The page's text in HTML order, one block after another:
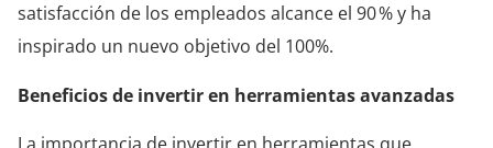
satisfacción de los empleados alcance el 90 % y ha
inspirado un nuevo objetivo del 100%.
Beneficios de invertir en herramientas avanzadas